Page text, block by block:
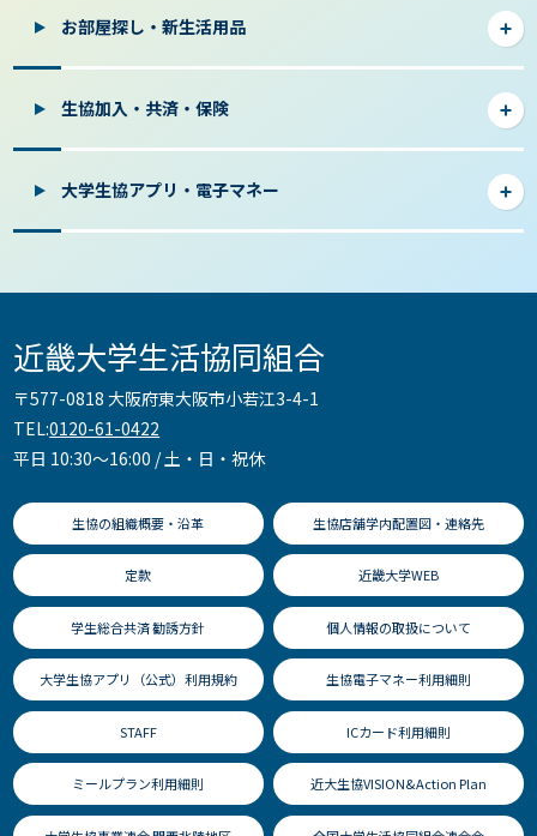
お部屋探し・新生活用品
生協加入・共済・保険
大学生協アプリ・電子マネー
近畿大学生活協同組合
〒577-0818 大阪府東大阪市小若江3-4-1
TEL:0120-61-0422
平日 10:30～16:00 / 土・日・祝休
生協の組織概要・沿革 生協店舗学内配置図・連絡先
定款 近畿大学WEB
学生総合共済 勧誘方針 個人情報の取扱について
大学生協アプリ（公式）利用規約 生協電子マネー利用細則
STAFF ICカード利用細則
ミールプラン利用細則 近大生協VISION&Action Plan